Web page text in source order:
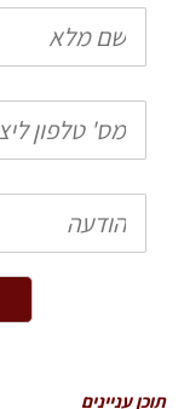
שם
מלא
טלפון
הודעה
תוכן עניינים